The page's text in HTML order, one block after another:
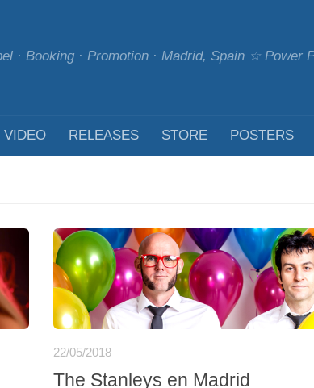
· Booking · Promotion · Madrid, Spain ☆
VIDEO RELEASES STORE POSTERS
22/05/2018
The Stanleys en Madrid